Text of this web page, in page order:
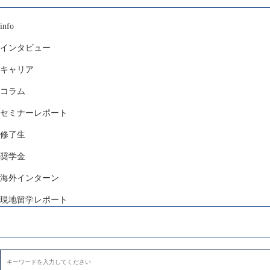
info
インタビュー
キャリア
コラム
セミナーレポート
修了生
奨学金
海外インターン
現地留学レポート